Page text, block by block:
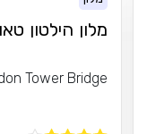
מלון הילטון
Tower Bridge